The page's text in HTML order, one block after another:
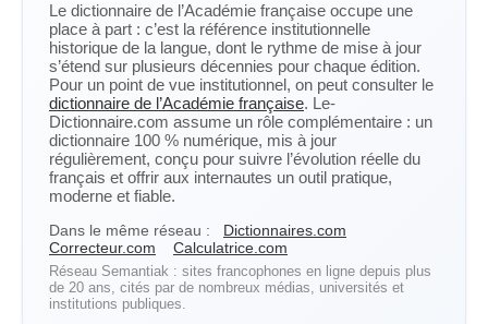
Le dictionnaire de l’Académie française occupe une
place à part : c’est la référence institutionnelle
historique de la langue, dont le rythme de mise à jour
s’étend sur plusieurs décennies pour chaque édition.
Pour un point de vue institutionnel, on peut consulter le
dictionnaire de l’Académie française. Le-
Dictionnaire.com assume un rôle complémentaire : un
dictionnaire 100 % numérique, mis à jour
régulièrement, conçu pour suivre l’évolution réelle du
français et offrir aux internautes un outil pratique,
moderne et fiable.
Dans le même réseau :
Dictionnaires.com
Correcteur.com
Calculatrice.com
Réseau Semantiak : sites francophones en ligne depuis plus
de 20 ans, cités par de nombreux médias, universités et
institutions publiques.